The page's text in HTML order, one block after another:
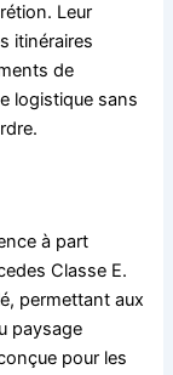
Leur
itinéraires
de
logistique sans
à part
Classe E.
permettant aux
paysage
pour les